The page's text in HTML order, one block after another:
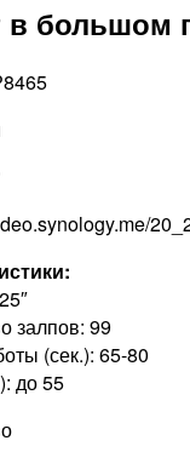
большом
залпов: 99
(сек.): 65-80
до 55